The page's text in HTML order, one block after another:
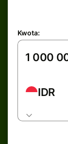
Kwota:
IDR